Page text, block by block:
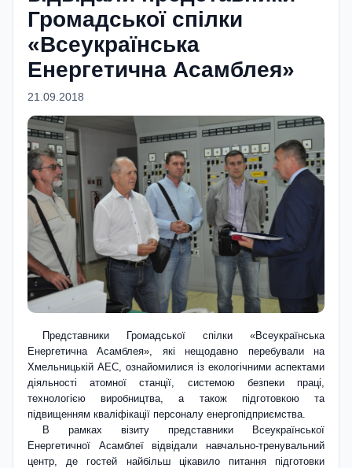
Громадської спілки
«Всеукраїнська
Енергетична Асамблея»
21.09.2018
Представники Громадської спілки «Всеукраїнська
Енергетична Асамблея», які нещодавно перебували на
Хмельницькій АЕС, ознайомилися із екологічними аспектами
діяльності атомної станції, системою безпеки праці,
технологією виробництва, а також підготовкою та
підвищенням кваліфікації персоналу енергопідприємства.
В рамках візиту представники Всеукраїнської
Енергетичної Асамблеї відвідали навчально-тренувальний
центр, де гостей найбільш цікавило питання підготовки